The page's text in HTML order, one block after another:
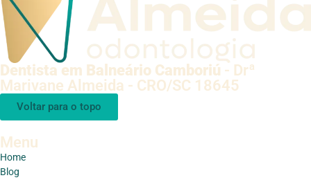
Dentista em Balneário Camboriú - Drª
Marivane Almeida - CRO/SC 18645
Voltar para o topo
Menu
Home
Blog